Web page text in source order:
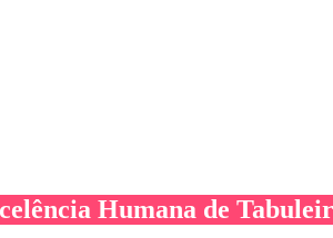
Humana de